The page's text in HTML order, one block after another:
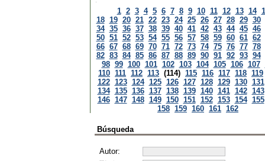
1 2 3 4 5 6 7 8 9 10 11 12 13 14
18 19 20 21 22 23 24 25 26 27 28 29 30
34 35 36 37 38 39 40 41 42 43 44 45 46
50 51 52 53 54 55 56 57 58 59 60 61 62
66 67 68 69 70 71 72 73 74 75 76 77 78
82 83 84 85 86 87 88 89 90 91 92 93 94
98 99 100 101 102 103 104 105 106 107
110 111 112 113 (114) 115 116 117 118 119
122 123 124 125 126 127 128 129 130 131
134 135 136 137 138 139 140 141 142 143
146 147 148 149 150 151 152 153 154 155
158 159 160 161 162
Búsqueda
Autor: